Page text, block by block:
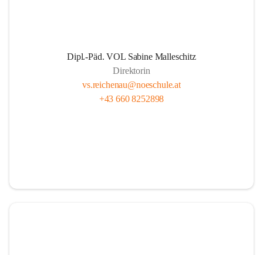
Dipl.-Päd. VOL Sabine Malleschitz
Direktorin
vs.reichenau@noeschule.at
+43 660 8252898